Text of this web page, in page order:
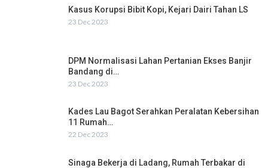
Kasus Korupsi Bibit Kopi, Kejari Dairi Tahan LS
23 Dec 2023
DPM Normalisasi Lahan Pertanian Ekses Banjir
Bandang di…
23 Dec 2023
Kades Lau Bagot Serahkan Peralatan Kebersihan
11 Rumah…
22 Dec 2023
Sinaga Bekerja di Ladang, Rumah Terbakar di